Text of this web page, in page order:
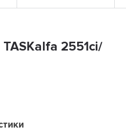
2551ci/